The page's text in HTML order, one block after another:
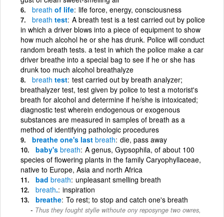
breath of life life force, energy, consciousness
breath test A breath test is a test carried out by police
in which a driver blows into a piece of equipment to show
how much alcohol he or she has drunk. Police will conduct
random breath tests. a test in which the police make a car
driver breathe into a special bag to see if he or she has
drunk too much alcohol breathalyze
breath test test carried out by breath analyzer;
breathalyzer test, test given by police to test a motorist's
breath for alcohol and determine if he/she is intoxicated;
diagnostic test wherein endogenous or exogenous
substances are measured in samples of breath as a
method of identifying pathologic procedures
breathe one's last breath die, pass away
baby's breath A genus, Gypsophila, of about 100
species of flowering plants in the family Caryophyllaceae,
native to Europe, Asia and north Africa
bad breath unpleasant smelling breath
breath. inspiration
breathe To rest; to stop and catch one's breath
Thus they fought stylle withoute ony reposynge two owres,